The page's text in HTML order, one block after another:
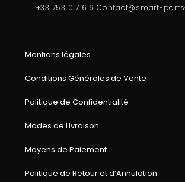
+33 753 017 616 Contact@smart-
Mentions légales
Conditions Générales de Vente
Politique de Confidentialité
Modes de Livraison
Moyens de Paiement
Politique de Retour et d’Annulation